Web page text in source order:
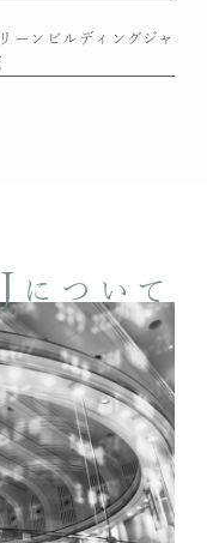
ーンビルディングジャ
について